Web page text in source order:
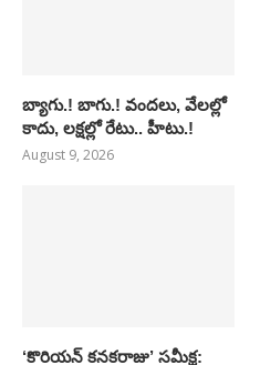
బ్యాగు.! బాగు.! వందలు, వేలల్లో
కాదు, లక్షల్లో రేటు.. హీటు.!
August 9, 2026
‘కొరియన్ కనకరాజు’ సమీక్ష: